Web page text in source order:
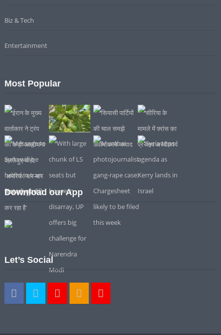
Biz & Tech
Entertainment
Most Popular
Download our App
Let’s Social